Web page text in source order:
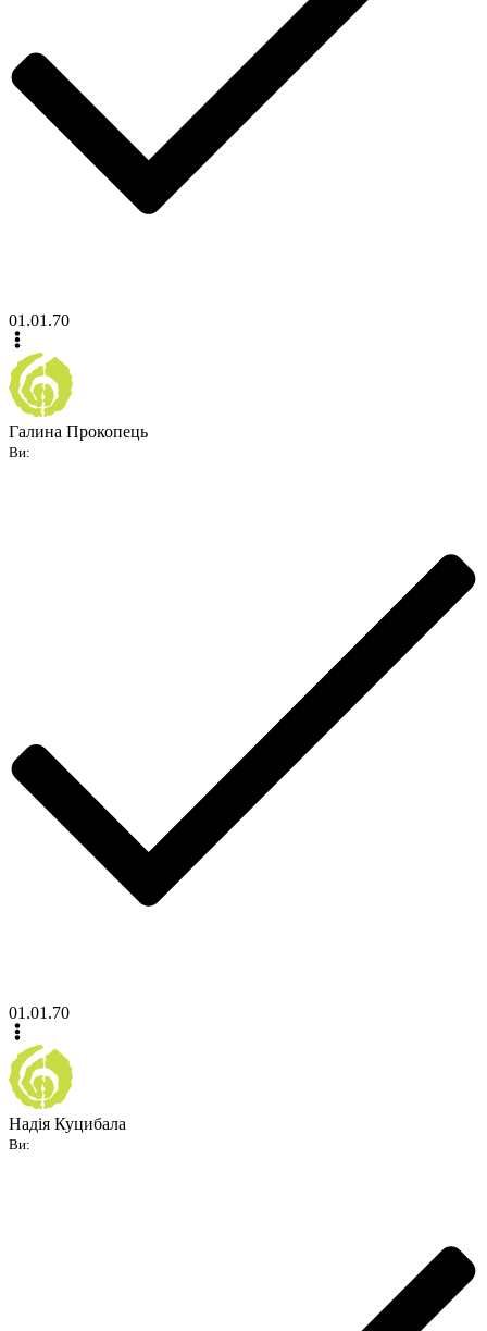
01.01.70
Галина Прокопець
Ви:
01.01.70
Надія Куцибала
Ви: